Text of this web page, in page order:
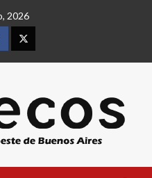
2026
Twitter